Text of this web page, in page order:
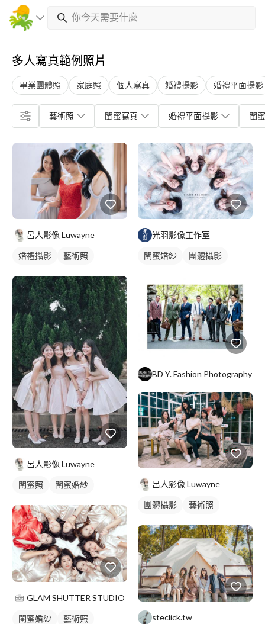
多人寫真範例照片
畢業團體照 家庭照 個人寫真 婚禮攝影 婚禮平面攝影
藝術照 閨蜜寫真 婚禮平面攝影 閨
呂人影像 Luwayne
婚禮攝影
藝術照
呂人影像 Luwayne
閨蜜照
閨蜜婚紗
GLAM SHUTTER STUDIO
閨蜜婚紗 藝術照
光羽影像工作室
閨蜜婚紗
團體攝影
BD Y. Fashion Photography
呂人影像 Luwayne
團體攝影
藝術照
steclick.tw